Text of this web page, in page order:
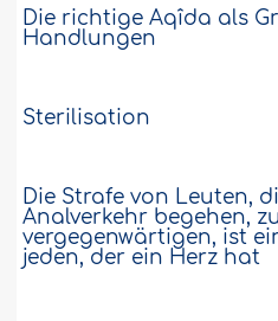
Die richtige Aqîda als
Handlungen
Sterilisation
Die Strafe von Leuten,
Analverkehr begehen, zu
vergegenwärtigen, ist
jeden, der ein Herz hat